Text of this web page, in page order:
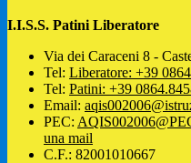
I.I.S.S. Patini Liberatore
Via dei Caraceni 8 -
Tel: Liberatore: +39
Tel: Patini: +39
Email:
PEC:
una mail
C.F.: 82001010667